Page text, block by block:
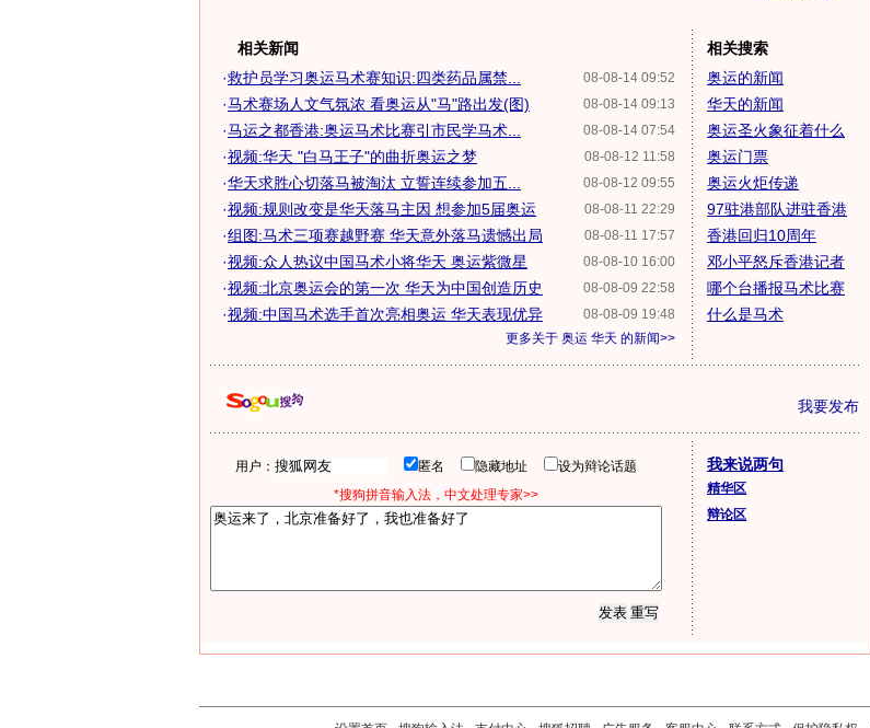
相关新闻
08-08-14 09:52
·救护员学习奥运马术赛知识:四类药品属禁...
08-08-14 09:13
·马术赛场人文气氛浓 看奥运从"马"路出发(图)
08-08-14 07:54
·马运之都香港:奥运马术比赛引市民学马术...
08-08-12 11:58
·视频:华天 "白马王子"的曲折奥运之梦
08-08-12 09:55
·华天求胜心切落马被淘汰 立誓连续参加五...
08-08-11 22:29
·视频:规则改变是华天落马主因 想参加5届奥运
08-08-11 17:57
·组图:马术三项赛越野赛 华天意外落马遗憾出局
08-08-10 16:00
·视频:众人热议中国马术小将华天 奥运紫微星
08-08-09 22:58
·视频:北京奥运会的第一次 华天为中国创造历史
08-08-09 19:48
·视频:中国马术选手首次亮相奥运 华天表现优异
更多关于 奥运 华天 的新闻>>
相关搜索
奥运的新闻
华天的新闻
奥运圣火象征着什么
奥运门票
奥运火炬传递
97驻港部队进驻香港
香港回归10周年
邓小平怒斥香港记者
哪个台播报马术比赛
什么是马术
我要发布
用户： 匿名 隐藏地址
设为辩论话题
*搜狗拼音输入法，中文处理专家>>
我来说两句
精华区
辩论区